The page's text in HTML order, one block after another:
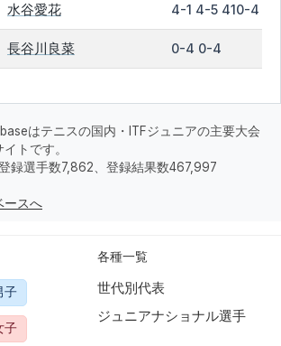
水谷愛花 4-1 4-5 410-4
長谷川良菜 0-4 0-4
はテニスの国内・ITFジュニアの主要大会
トです。
録選手数7,862、登録結果数467,997
ースへ
子
子
各種一覧
世代別代表
ジュニアナショナル選手